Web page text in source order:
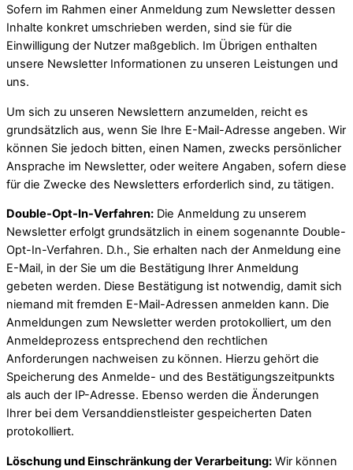
Sofern im Rahmen einer Anmeldung zum Newsletter dessen
Inhalte konkret umschrieben werden, sind sie für die
Einwilligung der Nutzer maßgeblich. Im Übrigen enthalten
unsere Newsletter Informationen zu unseren Leistungen und
uns.
Um sich zu unseren Newslettern anzumelden, reicht es
grundsätzlich aus, wenn Sie Ihre E-Mail-Adresse angeben. Wir
können Sie jedoch bitten, einen Namen, zwecks persönlicher
Ansprache im Newsletter, oder weitere Angaben, sofern diese
für die Zwecke des Newsletters erforderlich sind, zu tätigen.
Double-Opt-In-Verfahren: Die Anmeldung zu unserem
Newsletter erfolgt grundsätzlich in einem sogenannte Double-
Opt-In-Verfahren. D.h., Sie erhalten nach der Anmeldung eine
E-Mail, in der Sie um die Bestätigung Ihrer Anmeldung
gebeten werden. Diese Bestätigung ist notwendig, damit sich
niemand mit fremden E-Mail-Adressen anmelden kann. Die
Anmeldungen zum Newsletter werden protokolliert, um den
Anmeldeprozess entsprechend den rechtlichen
Anforderungen nachweisen zu können. Hierzu gehört die
Speicherung des Anmelde- und des Bestätigungszeitpunkts
als auch der IP-Adresse. Ebenso werden die Änderungen
Ihrer bei dem Versanddienstleister gespeicherten Daten
protokolliert.
Löschung und Einschränkung der Verarbeitung: Wir können